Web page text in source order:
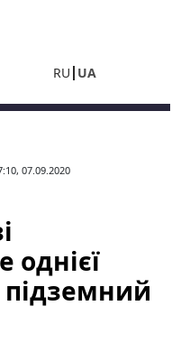
RU UA
07.09.2020
однієї